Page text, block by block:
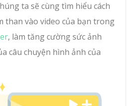
ta sẽ cùng tìm hiểu cách
than vào video của bạn trong
, làm tăng cường sức ảnh
câu chuyện hình ảnh của